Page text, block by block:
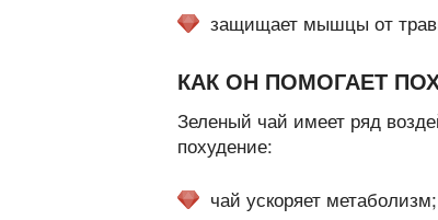
защищает мышцы от
КАК ОН ПОМОГАЕТ
Зеленый чай имеет ряд
похудение:
чай ускоряет метаболизм;